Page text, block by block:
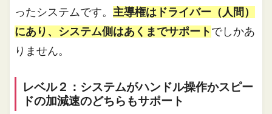
ったシステムです。主導権はドライバー（人間）
にあり、システム側はあくまでサポート でしかあ
りません。
レベル２：システムがハンドル操作かスピー
ドの加減速のどちらもサポート